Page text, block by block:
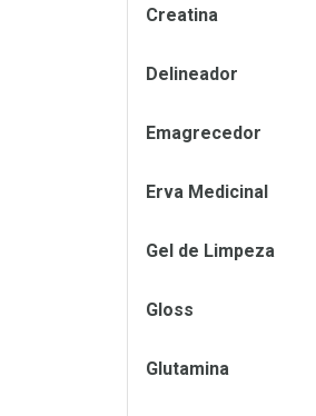
Creatina
Delineador
Emagrecedor
Erva Medicinal
Gel de Limpeza
Gloss
Glutamina